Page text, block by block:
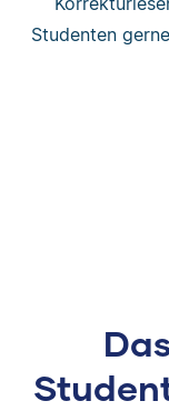
Studenten